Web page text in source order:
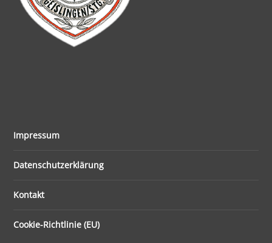
Impressum
Datenschutzerklärung
Kontakt
Cookie-Richtlinie (EU)